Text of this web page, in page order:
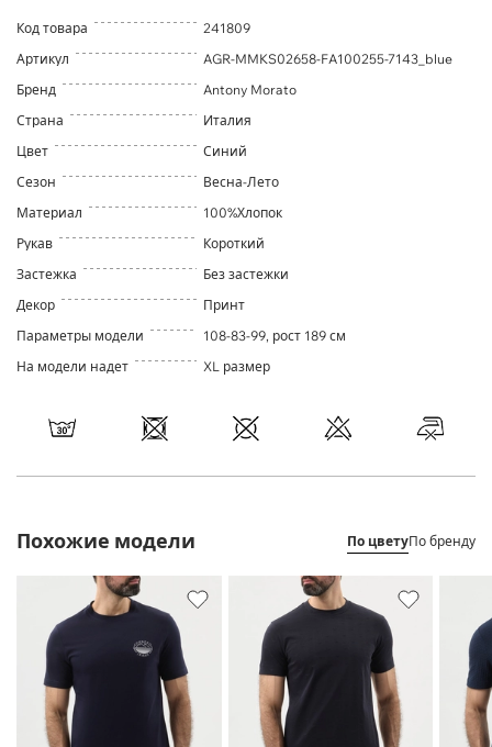
Код товара
241809
Артикул
AGR-MMKS02658-FA100255-7143_blue
Бренд
Antony Morato
Страна
Италия
Цвет
Синий
Сезон
Весна-Лето
Материал
100%Хлопок
Рукав
Короткий
Застежка
Без застежки
Декор
Принт
Параметры модели
108-83-99, рост 189 см
На модели надет
XL размер
Похожие модели По цветуПо бренду